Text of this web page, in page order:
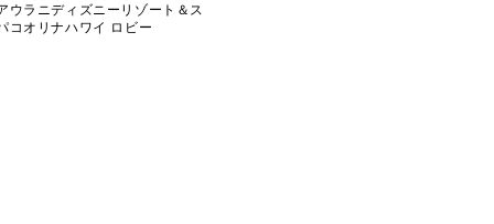
ウラニディズニーリゾート＆ス
コオリナハワイ ロビー